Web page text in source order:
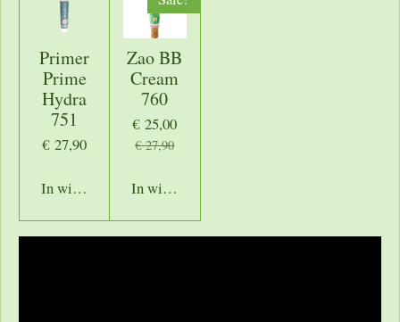
Primer
Prime
Hydra
751
€ 27,90
In winkelwagen
Zao BB
Cream
760
€ 25,00
€ 27,90
In winkelwagen